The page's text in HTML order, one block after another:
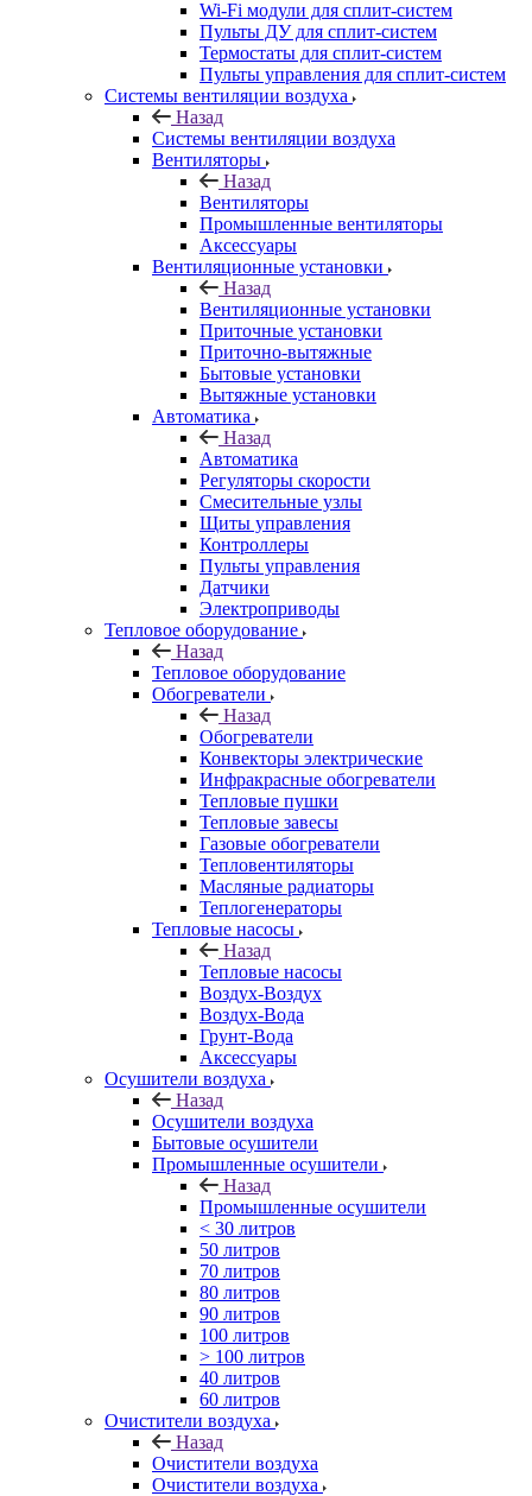
Wi-Fi модули для сплит-систем
Пульты ДУ для сплит-систем
Термостаты для сплит-систем
Пульты управления для сплит-систем
Системы вентиляции воздуха
Назад
Системы вентиляции воздуха
Вентиляторы
Назад
Вентиляторы
Промышленные вентиляторы
Аксессуары
Вентиляционные установки
Назад
Вентиляционные установки
Приточные установки
Приточно-вытяжные
Бытовые установки
Вытяжные установки
Автоматика
Назад
Автоматика
Регуляторы скорости
Смесительные узлы
Щиты управления
Контроллеры
Пульты управления
Датчики
Электроприводы
Тепловое оборудование
Назад
Тепловое оборудование
Обогреватели
Назад
Обогреватели
Конвекторы электрические
Инфракрасные обогреватели
Тепловые пушки
Тепловые завесы
Газовые обогреватели
Тепловентиляторы
Масляные радиаторы
Теплогенераторы
Тепловые насосы
Назад
Тепловые насосы
Воздух-Воздух
Воздух-Вода
Грунт-Вода
Аксессуары
Осушители воздуха
Назад
Осушители воздуха
Бытовые осушители
Промышленные осушители
Назад
Промышленные осушители
< 30 литров
50 литров
70 литров
80 литров
90 литров
100 литров
> 100 литров
40 литров
60 литров
Очистители воздуха
Назад
Очистители воздуха
Очистители воздуха